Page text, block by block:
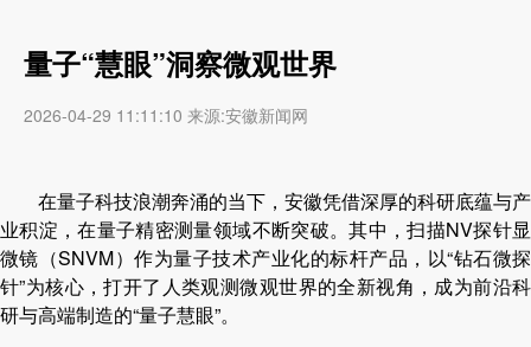
量子“慧眼”洞察微观世界
2026-04-29 11:11:10 来源:安徽新闻网
在量子科技浪潮奔涌的当下，安徽凭借深厚的科研底蕴与产
业积淀，在量子精密测量领域不断突破。其中，扫描NV探针显
微镜（SNVM）作为量子技术产业化的标杆产品，以“钻石微探
针”为核心，打开了人类观测微观世界的全新视角，成为前沿科
研与高端制造的“量子慧眼”。